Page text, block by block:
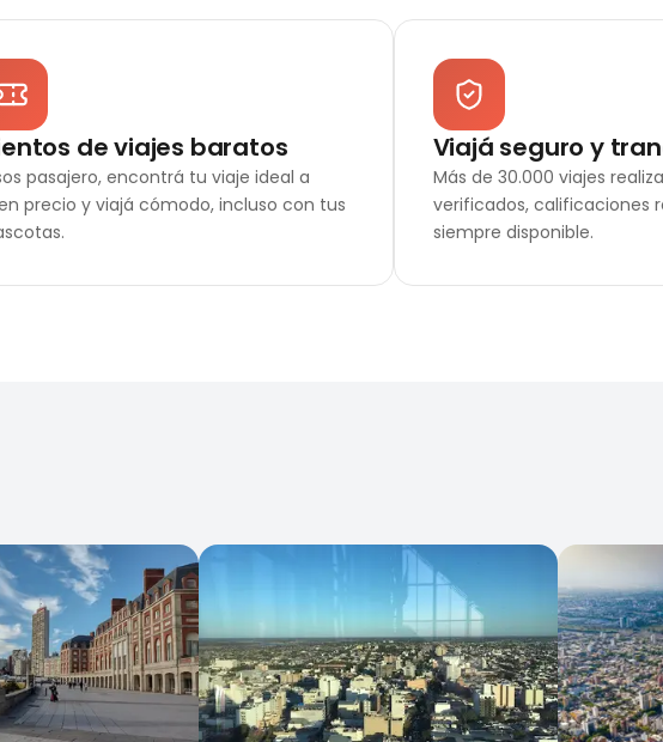
de viajes baratos
pasajero, encontrá tu viaje ideal a
precio y viajá cómodo, incluso con tus
Viajá seguro y
Más de 30.000 viajes
verificados, calificaciones
siempre disponible.